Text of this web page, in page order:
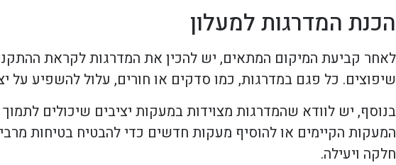
הכנת המדרגות למעלון
לאחר קביעת המיקום המתאים, יש להכין את המדרגות לקראת ההתקנה
שיפוצים. כל פגם במדרגות, כמו סדקים או חורים, עלול להשפיע על
בנוסף, יש לוודא שהמדרגות מצוידות במעקות יציבים שיכולים
המעקות הקיימים או להוסיף מעקות חדשים כדי להבטיח בטיחות
חלקה ויעילה.